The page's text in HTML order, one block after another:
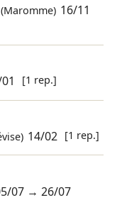
16/11
[1 rep.]
14/02 [1 rep.]
07 →26/07